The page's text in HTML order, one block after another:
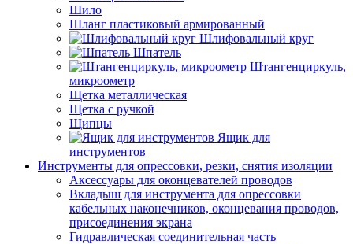
Шило
Шланг пластиковый армированный
Шлифовальный круг
Шпатель
Штангенциркуль,
микроометр
Щетка металлическая
Щетка с ручкой
Щипцы
Ящик для
инструментов
Инструменты для опрессовки, резки, снятия изоляции
Аксессуары для оконцевателей проводов
Вкладыш для инструмента для опрессовки
кабельных наконечников, оконцевания проводов,
присоединения экрана
Гидравлическая соединительная часть